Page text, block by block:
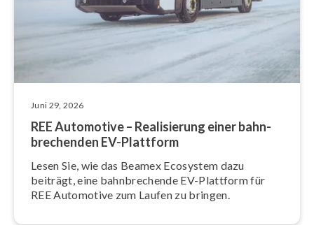
Juni 29, 2026
REE Automotive – Rea­li­sie­rung einer bahn­
bre­chen­den EV-Plattform
Lesen Sie, wie das Beamex Ecosystem dazu
beiträgt, eine bahn­bre­chen­de EV-Plattform für
REE Automotive zum Laufen zu bringen.